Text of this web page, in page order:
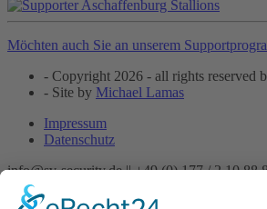
Möchten auch Sie an unserem
- Copyright 2026 - all rights reserved
- Site by Michael Lamas
Impressum
Datenschutz
info@sv-security.de ||+49 (0) 177 / 2 10 88
Startseite